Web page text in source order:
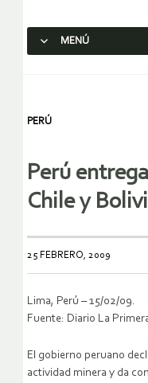
MENÚ
PERÚ
Perú
Chile y
25 FEBRERO, 2009
Lima, Perú – 15/02/09.
Fuente: Diario La
El gobierno peruano
actividad minera y da